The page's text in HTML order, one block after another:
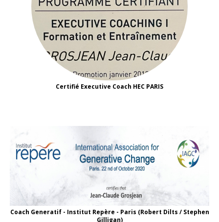
Certifié Executive Coach HEC PARIS
Coach Generatif - Institut Repère - Paris (Robert Dilts / Stephen
Gilligan)